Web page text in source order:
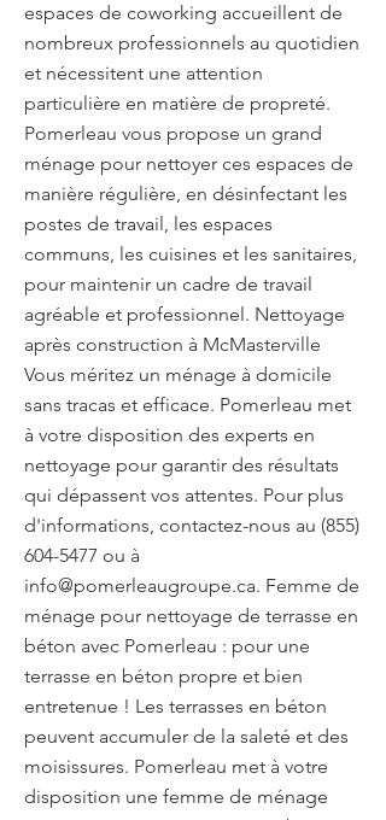
espaces de coworking accueillent de
nombreux professionnels au quotidien
et nécessitent une attention
particulière en matière de propreté.
Pomerleau vous propose un grand
ménage pour nettoyer ces espaces de
manière régulière, en désinfectant les
postes de travail, les espaces
communs, les cuisines et les sanitaires,
pour maintenir un cadre de travail
agréable et professionnel. Nettoyage
après construction à McMasterville
Vous méritez un ménage à domicile
sans tracas et efficace. Pomerleau met
à votre disposition des experts en
nettoyage pour garantir des résultats
qui dépassent vos attentes. Pour plus
d'informations, contactez-nous au (855)
604-5477 ou à
info@pomerleaugroupe.ca. Femme de
ménage pour nettoyage de terrasse en
béton avec Pomerleau : pour une
terrasse en béton propre et bien
entretenue ! Les terrasses en béton
peuvent accumuler de la saleté et des
moisissures. Pomerleau met à votre
disposition une femme de ménage